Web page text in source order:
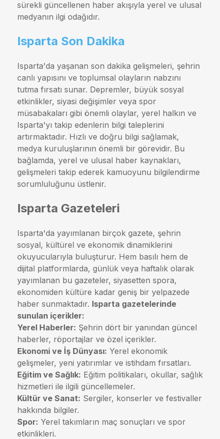
sürekli güncellenen haber akışıyla yerel ve ulusal
medyanın ilgi odağıdır.
Isparta Son Dakika
Isparta'da yaşanan son dakika gelişmeleri, şehrin
canlı yapısını ve toplumsal olayların nabzını
tutma fırsatı sunar. Depremler, büyük sosyal
etkinlikler, siyasi değişimler veya spor
müsabakaları gibi önemli olaylar, yerel halkın ve
Isparta'yı takip edenlerin bilgi taleplerini
artırmaktadır. Hızlı ve doğru bilgi sağlamak,
medya kuruluşlarının önemli bir görevidir. Bu
bağlamda, yerel ve ulusal haber kaynakları,
gelişmeleri takip ederek kamuoyunu bilgilendirme
sorumluluğunu üstlenir.
Isparta Gazeteleri
Isparta'da yayımlanan birçok gazete, şehrin
sosyal, kültürel ve ekonomik dinamiklerini
okuyucularıyla buluşturur. Hem basılı hem de
dijital platformlarda, günlük veya haftalık olarak
yayımlanan bu gazeteler, siyasetten spora,
ekonomiden kültüre kadar geniş bir yelpazede
haber sunmaktadır. Isparta gazetelerinde
sunulan içerikler:
Yerel Haberler: Şehrin dört bir yanından güncel
haberler, röportajlar ve özel içerikler.
Ekonomi ve İş Dünyası: Yerel ekonomik
gelişmeler, yeni yatırımlar ve istihdam fırsatları.
Eğitim ve Sağlık: Eğitim politikaları, okullar, sağlık
hizmetleri ile ilgili güncellemeler.
Kültür ve Sanat: Sergiler, konserler ve festivaller
hakkında bilgiler.
Spor: Yerel takımların maç sonuçları ve spor
etkinlikleri.